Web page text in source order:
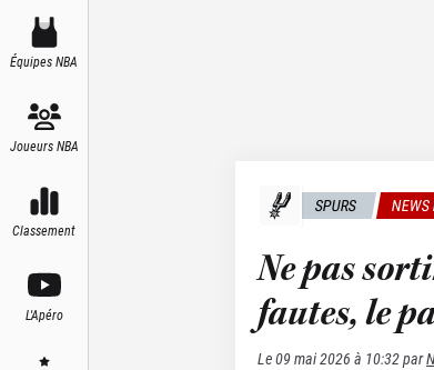
Équipes NBA
Joueurs NBA
Classement
L'Apéro
SPURS NEWS
Ne pas
fautes, le
Le09 mai 2026 à 10:32par